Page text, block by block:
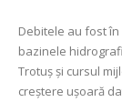
Debitele au fost
bazinele
Trotuş şi cursul
creștere uşoară